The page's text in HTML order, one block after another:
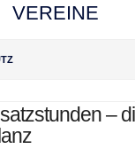
VEREINE
–